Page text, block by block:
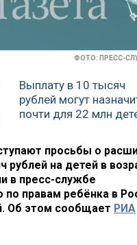
ФОТО: ПРЕСС-
Выплату в 10 тысяч
рублей могут
почти для 22 млн
просьбы о
рублей на детей в
в пресс-службе
по правам ребёнка в
Об этом сообщает РИА